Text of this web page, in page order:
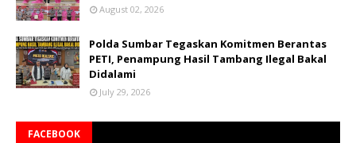
August 02, 2026
Polda Sumbar Tegaskan Komitmen Berantas
PETI, Penampung Hasil Tambang Ilegal Bakal
Didalami
July 29, 2026
FACEBOOK